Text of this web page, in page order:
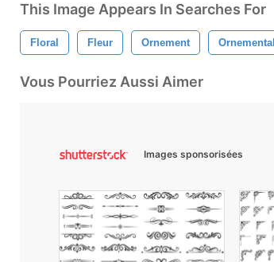
This Image Appears In Searches For
Floral Fleur Ornement Ornemental
Vous Pourriez Aussi Aimer
Images sponsorisées